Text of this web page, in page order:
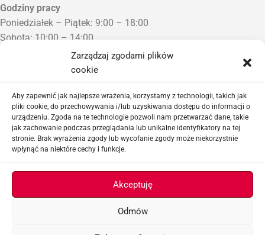
Zarządzaj zgodami plików
cookie
Aby zapewnić jak najlepsze wrażenia, korzystamy z technologii, takich jak
pliki cookie, do przechowywania i/lub uzyskiwania dostępu do informacji o
urządzeniu. Zgoda na te technologie pozwoli nam przetwarzać dane, takie
jak zachowanie podczas przeglądania lub unikalne identyfikatory na tej
stronie. Brak wyrażenia zgody lub wycofanie zgody może niekorzystnie
wpłynąć na niektóre cechy i funkcje.
Akceptuję
Odmów
Godziny pracy
Poniedziałek – Piątek: 9:00 – 18:00
Sobota: 10:00 – 14:00
Niedziela: Zamknięte
Punkt Odbioru zamówień
Proszę o wcześniejszy kontakt telefoniczny
Sklep airsoftowy i serwis replik ASG